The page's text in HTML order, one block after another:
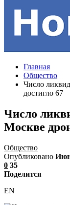
Главная
Общество
Число
достигло 67
Число
Москве
Общество
Опубликовано Июн
0 35
Поделится
EN